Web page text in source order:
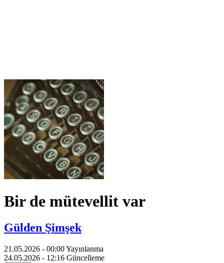
Bir de mütevellit var
Gülden Şimşek
21.05.2026 - 00:00Yayınlanma
24.05.2026 - 12:16 Güncelleme